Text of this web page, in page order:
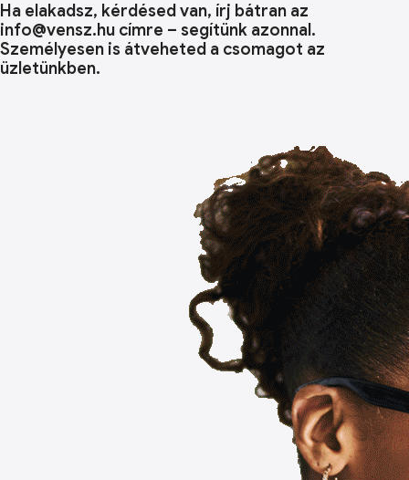
Ha elakadsz, kérdésed van, írj bátran az
info@vensz.hu címre – segítünk azonnal.
Személyesen is átveheted a csomagot az
üzletünkben.